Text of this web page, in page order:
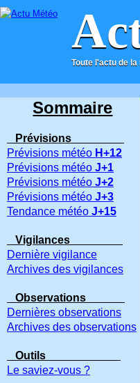
Toute l'actu de
ACCUEIL CONTACT
Sommaire
Prévisions
Prévisions météo H+12
Prévisions météo J+1
Prévisions météo J+2
Prévisions météo J+3
Tendance météo J+15
Vigilances
Dernière vigilance
Archives des vigilances
Observations
Dernières observations
Archives des observations
Outils
Le saviez-vous ?